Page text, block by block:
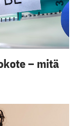
– mitä